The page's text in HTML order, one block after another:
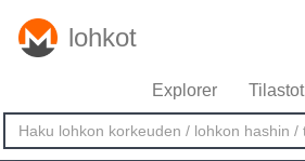
lohkot
Explorer Tilastot